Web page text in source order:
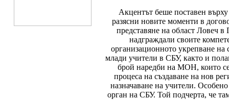
Акцентът беше поставен
разясни новите моменти в
представяне на област Ловеч
надграждали своите
организационното укрепване
млади учители в СБУ, както и
брой наредби на МОН, които се
процеса на създаване на нов
назначаване на учители.
орган на СБУ. Той подчерта, че